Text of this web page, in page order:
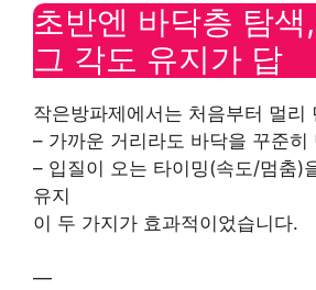
초반엔 바닥층 탐색
그 각도 유지가 답
작은방파제에서는 처음부터 멀리
– 가까운 거리라도 바닥을 꾸준히
– 입질이 오는 타이밍(속도/멈춤)
유지
이 두 가지가 효과적이었습니다.
—